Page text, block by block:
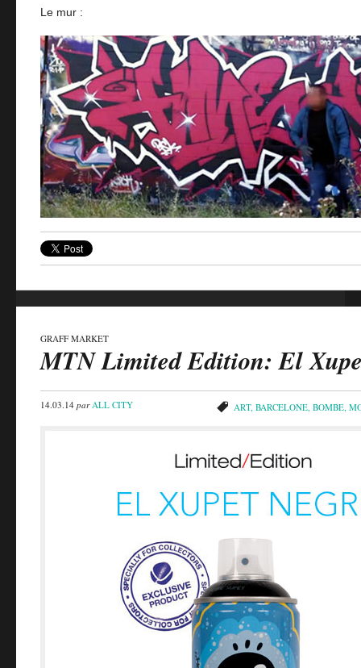
Le mur :
GRAFF MARKET
MTN Limited Edition: El
14.03.14 parALL CITY ART, BARCELONE, BOMBE,